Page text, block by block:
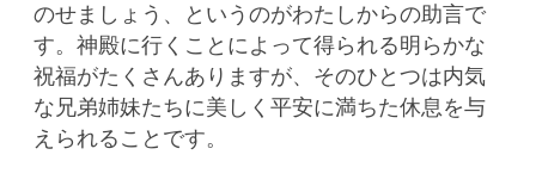
のせましょう、というのがわたしからの助言で
す。神殿に行くことによって得られる明らかな
祝福がたくさんありますが、そのひとつは内気
な兄弟姉妹たちに美しく平安に満ちた休息を与
えられることです。